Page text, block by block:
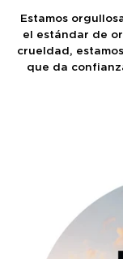
Estamos
el estándar de
crueldad,
que da